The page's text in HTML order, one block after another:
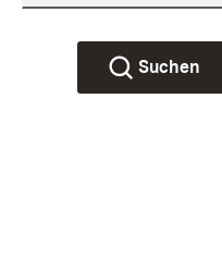
Suchen